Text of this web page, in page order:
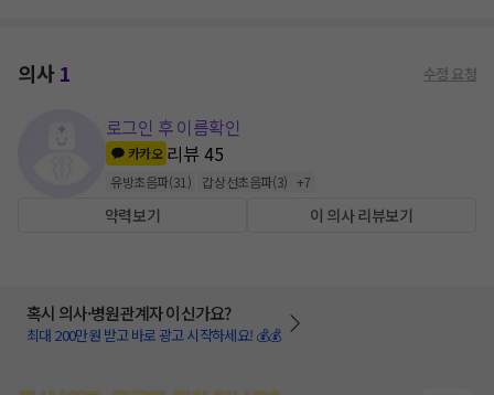
의사1 수정 요청
로그인 후 이름확인
카카오 리뷰45
유방초음파(31 ) 갑상선초음파(3) +7
약력보기 이 의사 리뷰보기
혹시 의사·병원관계자 이신가요?
최대 200만원 받고 바로 광고 시작하세요! 💰💰